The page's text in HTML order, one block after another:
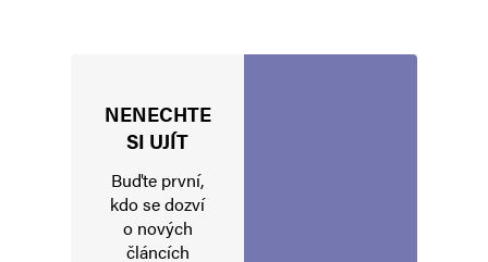
NENECHTE
SI UJÍT
Buďte první,
kdo se dozví
o nových
článcích